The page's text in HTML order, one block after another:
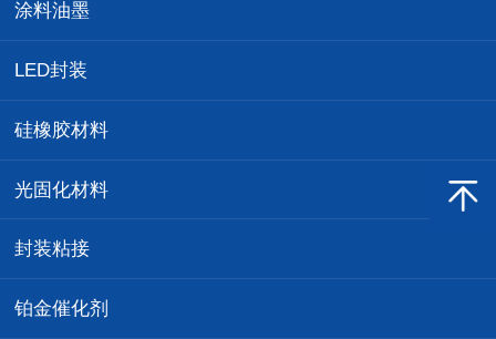
涂料油墨
LED封装
硅橡胶材料
光固化材料
封装粘接
铂金催化剂